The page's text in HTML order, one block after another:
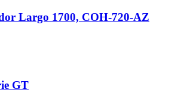
Largo 1700, COH-720-AZ
GT